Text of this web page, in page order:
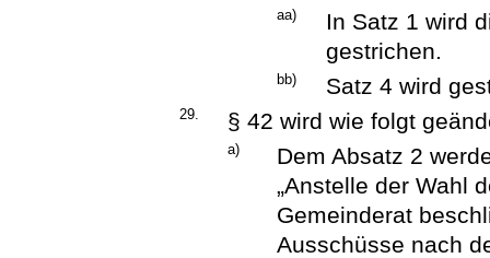
aa)
In Satz 1 wird
gestrichen.
bb) Satz 4 wird
29. § 42 wird wie folgt
a)
Dem Absatz 2
„Anstelle der Wahl
Gemeinderat
Ausschüsse nach